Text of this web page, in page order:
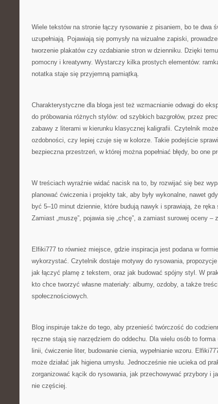
Wiele tekstów na stronie łączy rysowanie z pisaniem, bo te dwa
uzupełniają. Pojawiają się pomysły na wizualne zapiski,
tworzenie plakatów czy ozdabianie stron w dzienniku. Dzięki
pomocny i kreatywny. Wystarczy kilka prostych elementów:
notatka staje się przyjemną pamiątką.
Charakterystyczne dla bloga jest też wzmacnianie odwagi do
do próbowania różnych stylów: od szybkich bazgrołów, przez
zabawy z literami w kierunku klasycznej kaligrafii. Czytelnik
ozdobności, czy lepiej czuje się w kolorze. Takie podejście
bezpieczna przestrzeń, w której można popełniać błędy, bo one
W treściach wyraźnie widać nacisk na to, by rozwijać się bez
planować ćwiczenia i projekty tak, aby były wykonalne, nawet
być 5–10 minut dziennie, które budują nawyk i sprawiają, że ręka
Zamiast „muszę”, pojawia się „chcę”, a zamiast surowej oceny –
Elfiki777 to również miejsce, gdzie inspiracja jest podana w
wykorzystać. Czytelnik dostaje motywy do rysowania,
jak łączyć plamę z tekstem, oraz jak budować spójny styl. W
kto chce tworzyć własne materiały: albumy, ozdoby, a także
społecznościowych.
Blog inspiruje także do tego, aby przenieść twórczość do
ręczne stają się narzędziem do oddechu. Dla wielu osób to
linii, ćwiczenie liter, budowanie cienia, wypełnianie wzoru.
może działać jak higiena umysłu. Jednocześnie nie ucieka od
zorganizować kącik do rysowania, jak przechowywać przybory i
nie częściej.